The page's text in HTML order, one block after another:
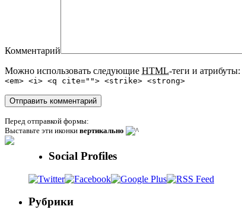
Комментарий
Можно использовать следующие HTML-теги и атрибуты:
<em> <i> <q cite=""> <strike> <strong>
Перед отправкой формы:
Выставьте эти иконки вертикально
Social Profiles
Рубрики